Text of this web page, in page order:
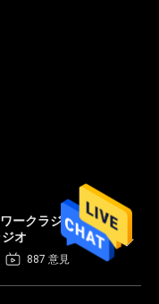
ークラジオ
オ
887 意見